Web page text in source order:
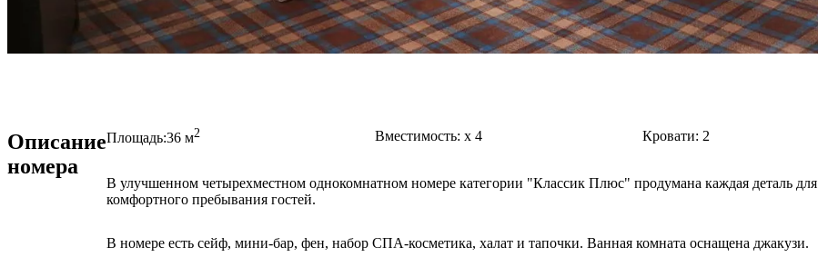
Описание
номера
Площадь:36 м2 Вместимость: x4 Кровати: 2
В улучшенном четырехместном однокомнатном номере категории "Классик Плюс" продумана каждая деталь для
комфортного пребывания гостей.
В номере есть сейф, мини-бар, фен, набор СПА-косметика, халат и тапочки. Ванная комната оснащена джакузи.